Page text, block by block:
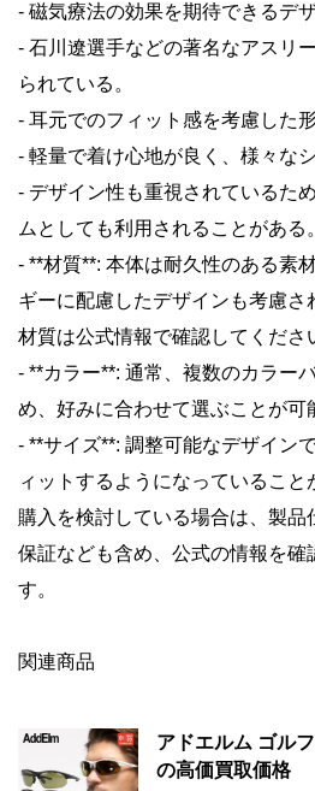
- 磁気療法の効果を期待できるデザ
- 石川遼選手などの著名なアスリ
られている。
- 耳元でのフィット感を考慮した形
- 軽量で着け心地が良く、様々な
- デザイン性も重視されているた
ムとしても利用されることがある。
- **材質**: 本体は耐久性のある素
ギーに配慮したデザインも考慮さ
材質は公式情報で確認してくださ
- **カラー**: 通常、複数のカラー
め、好みに合わせて選ぶことが可
- **サイズ**: 調整可能なデザイン
ィットするようになっていること
購入を検討している場合は、製品
保証なども含め、公式の情報を確
す。
関連商品
アドエルム ゴル
の高価買取価格